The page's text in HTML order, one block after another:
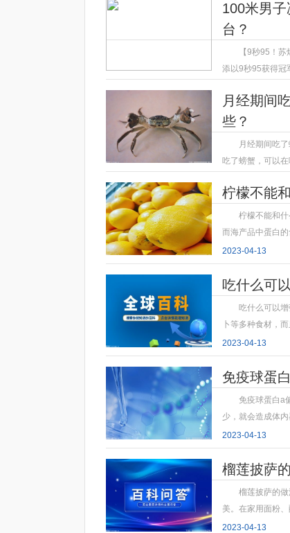
100米男
台？
【9秒95！
添以9秒95获得冠
月经期间
些？
月经期间吃
吃了螃蟹，可以
柠檬不能
柠檬不能和
而海产品中蛋白
2023-04-13
吃什么可
吃什么可以
卜等多种食材，
2023-04-13
免疫球蛋
免疫球蛋白a
少，就会造成体
2023-04-13
榴莲披萨
榴莲披萨的
美。在家用面粉
2023-04-13